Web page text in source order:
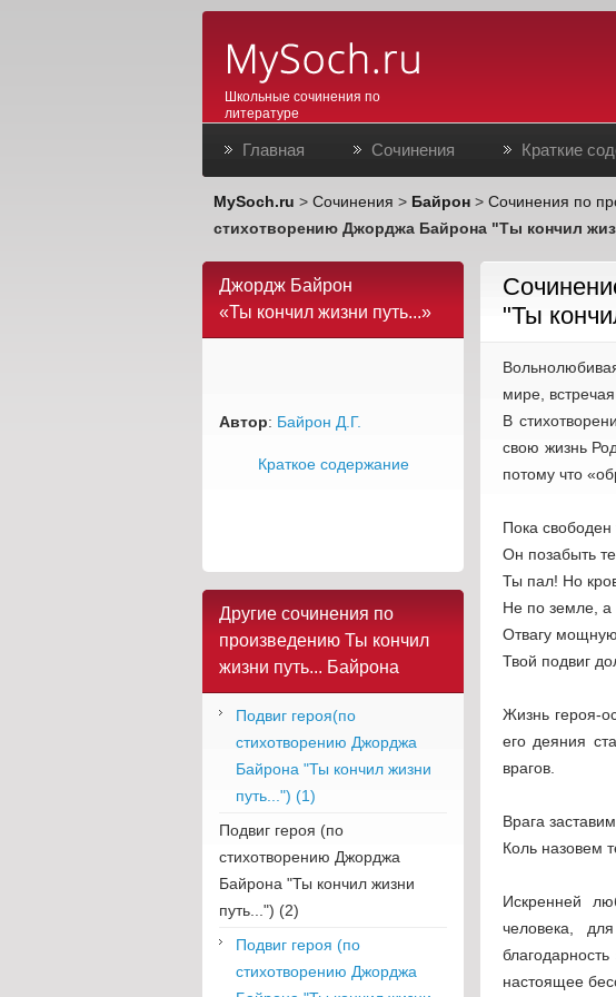
Школьные сочинения по
литературе
Главная Сочинения Краткие
MySoch.ru > Сочинения > Байрон > Сочинения по
стихотворению Джорджа Байрона "Ты кончил
Джордж Байрон
«Ты кончил жизни путь...»
Автор: Байрон Д.Г.
Краткое содержание
Другие сочинения по
произведению Ты кончил
жизни путь... Байрона
Подвиг героя(по
стихотворению Джорджа
Байрона "Ты кончил жизни
путь...") (1)
Подвиг героя (по
стихотворению Джорджа
Байрона "Ты кончил жизни
путь...") (2)
Подвиг героя (по
стихотворению Джорджа
"Ты
мире,
В
свою жизнь
потому что
Пока свободен
Он позабыть
Ты пал! Но
Не по земле,
Отвагу
Твой подвиг
Жизнь героя-
его деяния
врагов.
Врага
Коль назовем
Искренней
человека,
настоящее